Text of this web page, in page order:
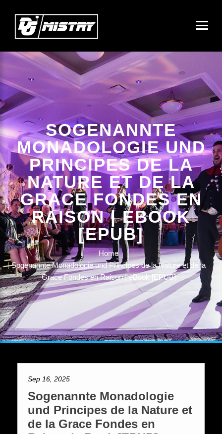
SOGENANNTE
MONADOLOGIE UND
PRINCIPES DE LA
NATURE ET DE LA
GRACE FONDES EN
RAISON | EBOOK
[EPUB]
Home
Sogenannte Monadologie und Principes de la Nature et de la
Grace Fondes en Raison | eBook [EPUB]
Sep 16, 2025
Sogenannte Monadologie
und Principes de la Nature et
de la Grace Fondes en